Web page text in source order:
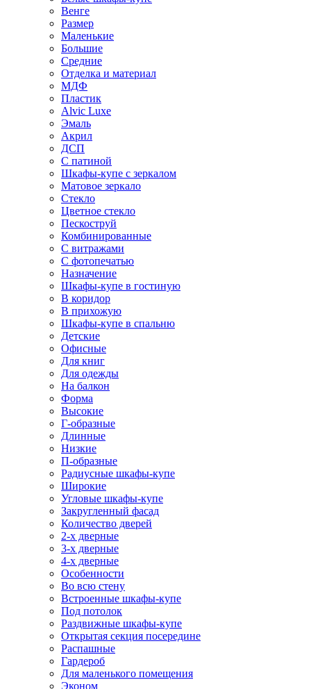
Венге
Размер
Маленькие
Большие
Средние
Отделка и материал
МДФ
Пластик
Alvic Luxe
Эмаль
Акрил
ДСП
С патиной
Шкафы-купе с зеркалом
Матовое зеркало
Стекло
Цветное стекло
Пескоструй
Комбинированные
С витражами
С фотопечатью
Назначение
Шкафы-купе в гостиную
В коридор
В прихожую
Шкафы-купе в спальню
Детские
Офисные
Для книг
Для одежды
На балкон
Форма
Высокие
Г-образные
Длинные
Низкие
П-образные
Радиусные шкафы-купе
Широкие
Угловые шкафы-купе
Закругленный фасад
Количество дверей
2-х дверные
3-х дверные
4-х дверные
Особенности
Во всю стену
Встроенные шкафы-купе
Под потолок
Раздвижные шкафы-купе
Открытая секция посередине
Распашные
Гардероб
Для маленького помещения
Эконом